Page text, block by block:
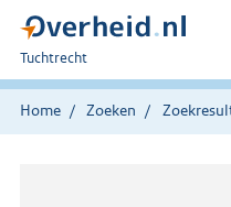
U
bent
hier:
Tuchtrecht
Home Zoeken